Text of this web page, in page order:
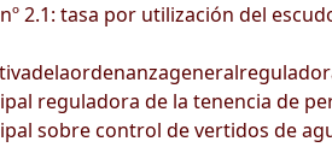
2.1: tasa por utilización del
reguladora de la tenencia de
sobre control de vertidos de